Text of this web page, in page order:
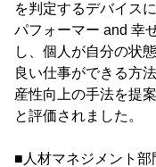
を判定するデバイス
パフォーマー and 幸
し、個人が自分の状
良い仕事ができる方
産性向上の手法を提
と評価されました。
■人材マネジメント部